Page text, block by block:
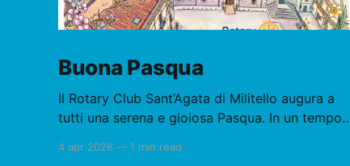
Buona Pasqua
Il Rotary Club Sant’Agata di Militello augura a
tutti una serena e gioiosa Pasqua. In un tempo
oggi più che mai necessaria e urgente. La
4 apr 2026 — 1 min read